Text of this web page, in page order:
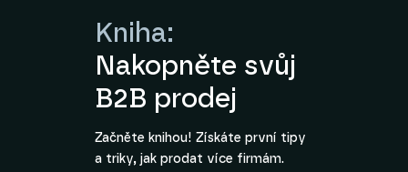
Kniha:
Nakopněte svůj
B2B prodej
Začněte knihou! Získáte první tipy
a triky, jak prodat více firmám.